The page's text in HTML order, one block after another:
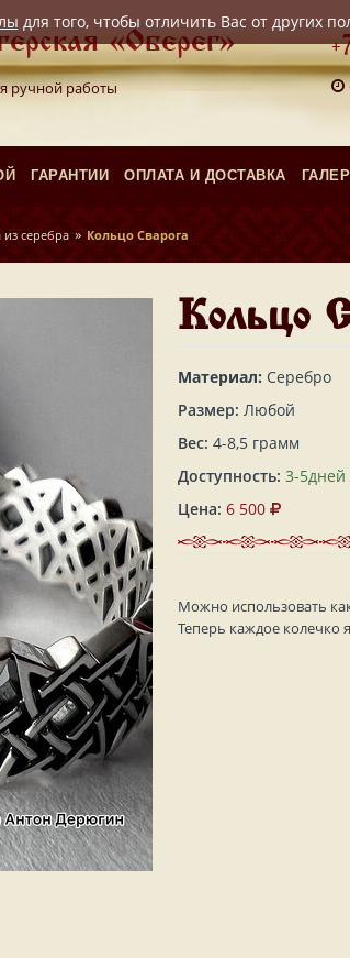
«Оберег»
ручной работы
ГАРАНТИИ ОПЛАТА И ДОСТАВКА
из серебра » Кольцо Сварога
Кольцо
Материал: Серебро
Размер: Любой
Вес: 4-8,5 грамм
Доступность: 3-5дней
Цена: 6 500
Можно использовать
Теперь каждое колечко
для того, чтобы отличить Вас от других